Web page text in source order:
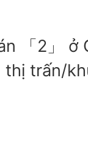
「2」 ở
thị trấn/